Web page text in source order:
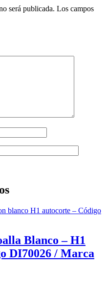
será publicada. Los campos
Blanco – H1
DI70026 / Marca